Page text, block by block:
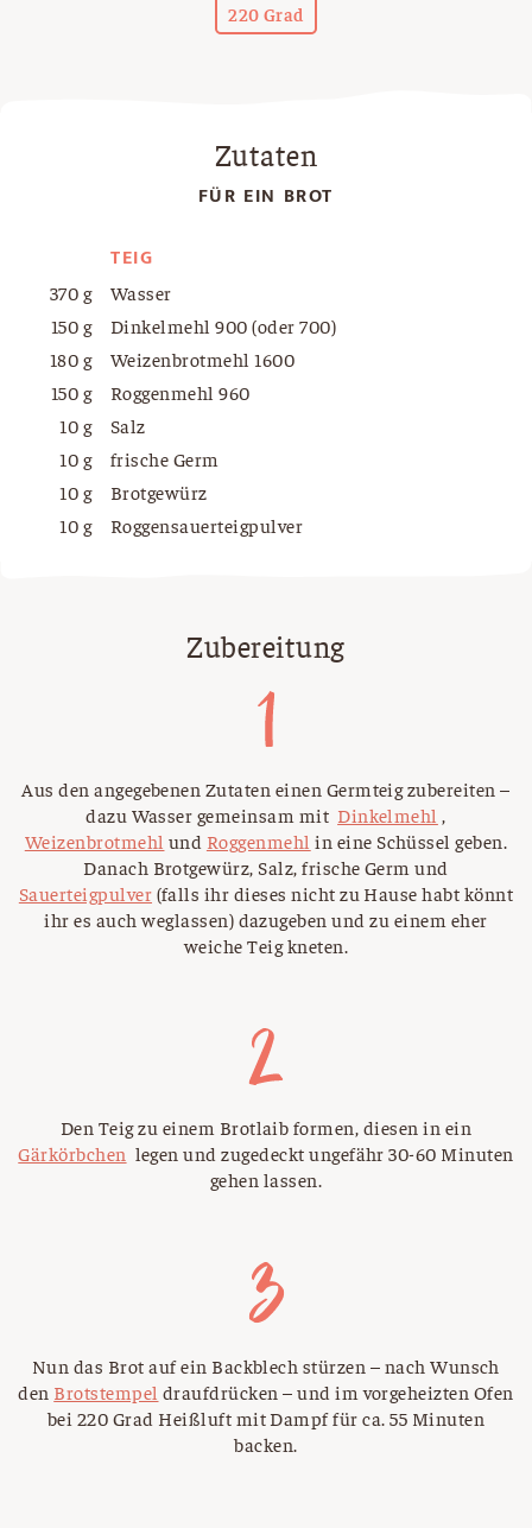
220 Grad
Zutaten
FÜR EIN BROT
TEIG
370 g
Wasser
150 g
Dinkelmehl 900 (oder 700)
180 g
Weizenbrotmehl 1600
150 g
Roggenmehl 960
10 g
Salz
10 g
frische Germ
10 g
Brotgewürz
10 g
Roggensauerteigpulver
Zubereitung
Aus den angegebenen Zutaten einen Germteig zubereiten –
dazu Wasser gemeinsam mit Dinkelmehl ,
Weizenbrotmehl und Roggenmehl in eine Schüssel geben.
Danach Brotgewürz, Salz, frische Germ und
Sauerteigpulver (falls ihr dieses nicht zu Hause habt könnt
ihr es auch weglassen) dazugeben und zu einem eher
weiche Teig kneten.
Den Teig zu einem Brotlaib formen, diesen in ein
Gärkörbchen legen und zugedeckt ungefähr 30-60 Minuten
gehen lassen.
Nun das Brot auf ein Backblech stürzen – nach Wunsch
den Brotstempel draufdrücken – und im vorgeheizten Ofen
bei 220 Grad Heißluft mit Dampf für ca. 55 Minuten
backen.